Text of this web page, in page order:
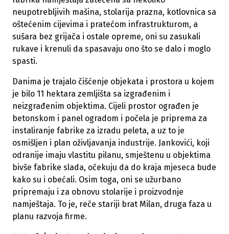
neupotrebljivih mašina, stolarija prazna, kotlovnica sa
oštećenim cijevima i pratećom infrastrukturom, a
sušara bez grijača i ostale opreme, oni su zasukali
rukave i krenuli da spasavaju ono što se dalo i moglo
spasti.
Danima je trajalo čišćenje objekata i prostora u kojem
je bilo 11 hektara zemljišta sa izgrađenim i
neizgrađenim objektima. Cijeli prostor ograđen je
betonskom i panel ogradom i počela je priprema za
instaliranje fabrike za izradu peleta, a uz to je
osmišljen i plan oživljavanja industrije. Jankovići, koji
odranije imaju vlastitu pilanu, smještenu u objektima
bivše fabrike slada, očekuju da do kraja mjeseca bude
kako su i obećali. Osim toga, oni se užurbano
pripremaju i za obnovu stolarije i proizvodnje
namještaja. To je, reče stariji brat Milan, druga faza u
planu razvoja firme.